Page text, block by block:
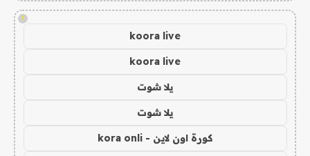
!
koora live
koora live
يلا شوت
يلا شوت
كورة اون لاين - kora onli